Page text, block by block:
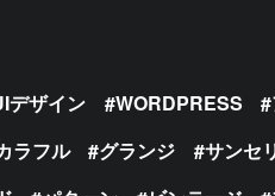
デザイン WORDPRESS
ラフル グランジ サンセ